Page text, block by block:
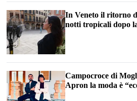
In Veneto il ritorno
notti tropicali dopo
Campocroce di
Apron la moda è